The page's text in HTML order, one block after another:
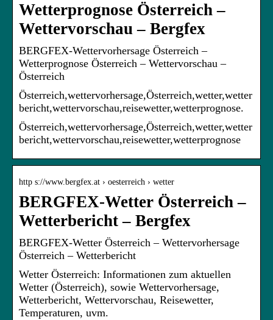
Wetterprognose Österreich –
Wettervorschau – Bergfex
BERGFEX-Wettervorhersage Österreich –
Wetterprognose Österreich – Wettervorschau –
Österreich
Österreich,wettervorhersage,Österreich,wetter,wetter
bericht,wettervorschau,reisewetter,wetterprognose.
Österreich,wettervorhersage,Österreich,wetter,wetter
bericht,wettervorschau,reisewetter,wetterprognose
http s://www.bergfex.at › oesterreich › wetter
BERGFEX-Wetter Österreich –
Wetterbericht – Bergfex
BERGFEX-Wetter Österreich – Wettervorhersage
Österreich – Wetterbericht
Wetter Österreich: Informationen zum aktuellen
Wetter (Österreich), sowie Wettervorhersage,
Wetterbericht, Wettervorschau, Reisewetter,
Temperaturen, uvm.